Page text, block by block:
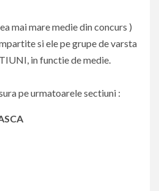
mai mare medie din concurs )
si ele pe grupe de varsta
in functie de medie.
pe urmatoarele sectiuni :